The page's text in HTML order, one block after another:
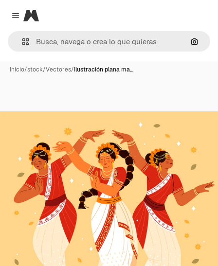
Close menu
Magnific
Inicio/stock/Vectores/Ilustración plana ma…